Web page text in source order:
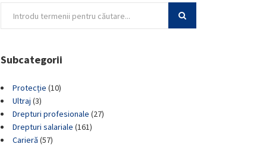
Subcategorii
Protecție (10)
Ultraj (3)
Drepturi profesionale (27)
Drepturi salariale (161)
Carieră (57)